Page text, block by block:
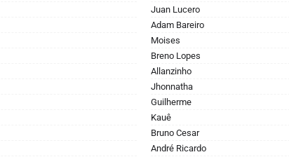
Juan Lucero
Adam Bareiro
Moises
Breno Lopes
Allanzinho
Jhonnatha
Guilherme
Kauê
Bruno Cesar
André Ricardo